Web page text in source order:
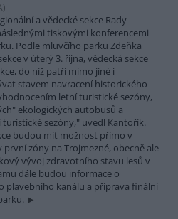
)
a vědecké sekce Rady
tiskovými konferencemi
Podle mluvčího parku Zdeňka
v úterý 3. října, vědecká sekce
do níž patří mimo jiné i
stavem navracení historického
letní turistické sezóny,
ekologických autobusů a
sezóny," uvedl Kantořík.
budou mít možnost přímo v
zóny na Trojmezné, obecně ale
vývoj zdravotního stavu lesů v
dále budou informace o
plavebního kanálu a příprava finální